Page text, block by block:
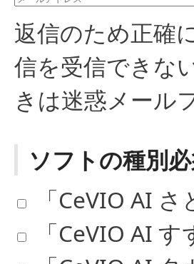
返信のため正確
信を受信できな
きは迷惑メール
ソフトの種別
「CeVIO AI
「CeVIO AI